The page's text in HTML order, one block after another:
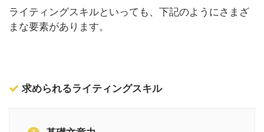
ライティングスキルといっても、下記のようにさまざ
まな要素があります。
求められるライティングスキル